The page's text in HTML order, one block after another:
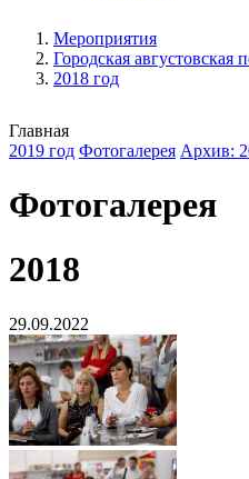
Мероприятия
Городская августовская
2018 год
Главная
2019 год Фотогалерея Архив:
Фотогалерея
2018
29.09.2022